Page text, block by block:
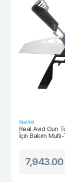
Real Avid
Real Avid Gun
İçin Bakım Multi-
7,943.00